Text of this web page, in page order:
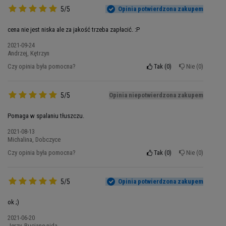
transportowych, która wreszcie uruchamia ten
uśpiony potencjał. To nie jest kolejny modny
naturalnych mechanizmów Twojego ciała, które
od zawsze były zaprojektowane do efektywnego
zarządzania energią z tłuszczu.
Rewolucja w metabolizmie
tłuszczów – jak działa OLIMP
L-Carnitine 1500 Extreme MC
OLIMP L-Carnitine 1500 Extreme MC to
suplementów na realne potrzeby wszystkich
wykorzystać potencjał swojego metabolizmu.
Produkt zawiera 1500mg winianu L-karnityny w
5/5 Opinia potwierdzona zakupem
cena nie jest niska ale za jakość trzeba zapłacić. :P
2021-09-24
Andrzej, Kętrzyn
Czy opinia była pomocna?
Tak 0 Nie 0
5/5 Opinia niepotwierdzona zakupem
Pomaga w spalaniu tłuszczu.
2021-08-13
Michalina, Dobczyce
Czy opinia była pomocna?
Tak 0 Nie 0
5/5 Opinia potwierdzona zakupem
ok ;)
2021-06-20